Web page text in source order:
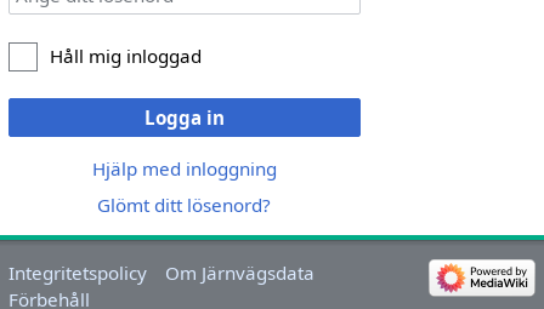
Håll mig inloggad
Logga in
Hjälp med inloggning
Glömt ditt lösenord?
Integritetspolicy
Om Järnvägsdata
Förbehåll